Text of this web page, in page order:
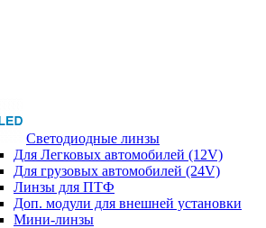
Светодиодные линзы
Для Легковых автомобилей (12V)
Для грузовых автомобилей (24V)
Линзы для ПТФ
Доп. модули для внешней установки
Мини-линзы